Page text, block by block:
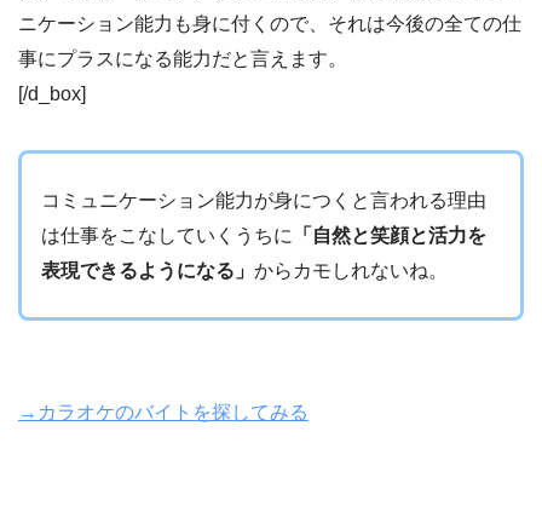
ニケーション能力も身に付くので、それは今後の全ての仕
事にプラスになる能力だと言えます。
[/d_box]
コミュニケーション能力が身につくと言われる理由
は仕事をこなしていくうちに
「自然と笑顔と活力を
表現できるようになる」 からカモしれないね。
→カラオケのバイトを探してみる